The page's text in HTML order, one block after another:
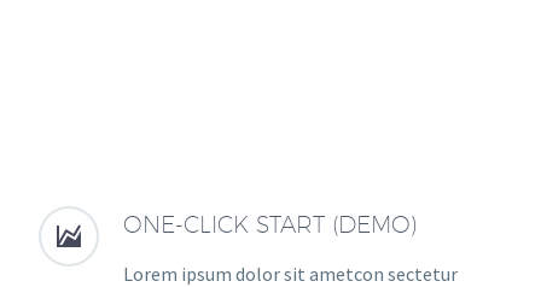

 ONE-CLICK START (DEMO)
Lorem ipsum dolor sit ametcon sectetur